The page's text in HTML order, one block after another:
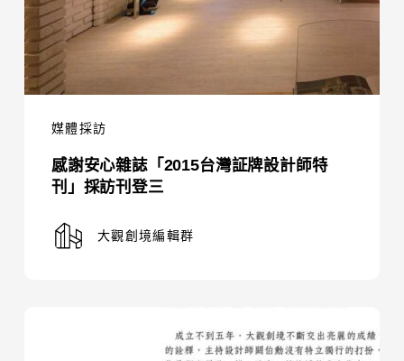
媒體採訪
牌
設
計
師
感謝安心雜誌「2015台灣証牌設計師特
刊」採訪刊登三
大觀創境編輯群